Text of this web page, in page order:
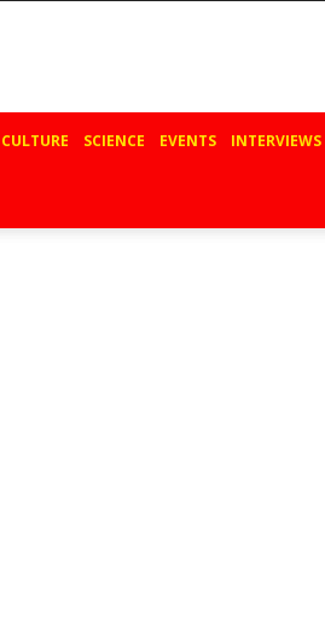
CULTURE SCIENCE EVENTS INTERVIEWS